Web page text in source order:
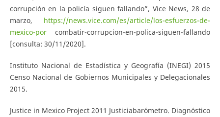
corrupción en la policía siguen fallando”, Vice News, 28 de
marzo, https://news.vice.com/es/article/los-esfuerzos-de-
mexico-porcombatir-corrupcion-en-polica-siguen-fallando
[consulta: 30/11/2020].
Instituto Nacional de Estadística y Geografía (INEGI) 2015
Censo Nacional de Gobiernos Municipales y Delegacionales
2015.
Justice in Mexico Project 2011 Justiciabarómetro. Diagnóstico